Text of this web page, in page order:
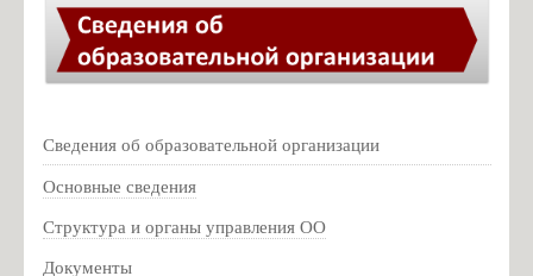
Михеенкова М.И. - учитель начальных классов
Карпёнкова А.Ю. - учитель начальных классов
Петрова С.И. - учитель русского языка и литературы
Захарова А.Э. - учитель начальных классов
Бондарева А.Н. - учитель истории и обществознания
Кондратьева В.А. - учитель английского языка
Сведения об образовательной организации
Основные сведения
Структура и органы управления ОО
Документы